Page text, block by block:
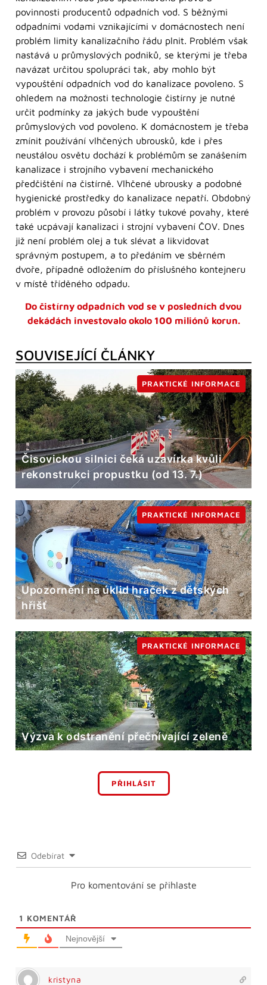
povinnosti producentů odpadních vod. S běžnými
odpadními vodami vznikajícími v domácnostech není
problém limity kanalizačního řádu plnit. Problém však
nastává u průmyslových podniků, se kterými je třeba
navázat určitou spolupráci tak, aby mohlo být
vypouštění odpadních vod do kanalizace povoleno. S
ohledem na možnosti technologie čistírny je nutné
určit podmínky za jakých bude vypouštění
průmyslových vod povoleno. K domácnostem je třeba
zmínit používání vlhčených ubrousků, kde i přes
neustálou osvětu dochází k problémům se zanášením
kanalizace i strojního vybavení mechanického
předčištění na čistírně. Vlhčené ubrousky a podobné
hygienické prostředky do kanalizace nepatří. Obdobný
problém v provozu působí i látky tukové povahy, které
také ucpávají kanalizaci i strojní vybavení ČOV. Dnes
již není problém olej a tuk slévat a likvidovat
správným postupem, a to předáním ve sběrném
dvoře, případně odložením do příslušného kontejneru
v místě tříděného odpadu.
Do čistírny odpadních vod se v posledních dvou
dekádách investovalo okolo 100 miliónů korun.
SOUVISEJÍCÍ ČLÁNKY
Čisovickou silnici čeká uzavírka kvůli
rekonstrukci propustku (od 13. 7.)
PRAKTICKÉ INFORMACE
Upozornění na úklid hraček z dětských
hřišť
PRAKTICKÉ INFORMACE
Výzva k odstranění přečnívající zeleně
PRAKTICKÉ INFORMACE
PŘIHLÁSIT
Odebírat
Pro komentování se přihlaste
1 KOMENTÁŘ
Nejnovější
kristyna